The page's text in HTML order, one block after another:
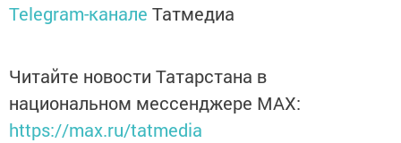
Telegram-канале Татмедиа
Читайте новости Татарстана в
национальном мессенджере MАХ:
https://max.ru/tatmedia